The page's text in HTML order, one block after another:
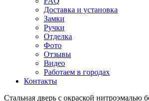
Доставка и установка
Замки
Ручки
Отделка
Фото
Отзывы
Видео
Работаем в городах
Контакты
Стальная дверь с окраской нитроэмалью